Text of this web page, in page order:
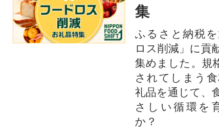
集
ふるさと納税
ロス削減」に貢
集めました。規
されてしまう
礼品を通じて、
さしい循環を
か？​